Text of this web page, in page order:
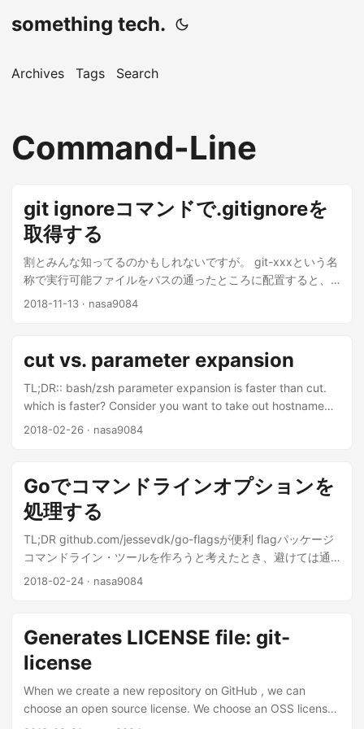
something tech.
Archives Tags Search
Command-Line
git ignoreコマンドで.gitignoreを
取得する
割とみんな知ってるのかもしれないですが。 git-xxxという名
称で実行可能ファイルをパスの通ったところに配置すると、
git xxxというgitのサブコマンドの形で実行することができる
LICENSEファイルを簡単に作成することができます。 その
他、git configでエイリアスを指定して、サブコマンドとして
登録することも可能です。 同様にして、git ignoreで
`.gitignoreファイルを簡単に取得できるようにしてみましょ
う。 おそらく現代では多くの人が.gitignoreの生成やテンプレ
を作成するときにも生成することができますし、そのさい使
用される.gitignoreファイルとしてgithub/gitignore が提供さ
れています。 今回紹介するのはgitignore.io というサービスで
するサービスです。 基本的な使い方は非常に簡単で、ブラウ
ザでアクセスして、テキストボックスに必要な言語、OS、エ
ディタやIDEなどを指定していくだけです。指定が終わったら
れを保存すれば良いですね。 しかし、その他の作業をコマン
ドラインから行なっていると、いちいちブラウザでアクセス
して、マウスで操作して・・・というのが非常に面倒に感じ
ます。 大丈夫です！gitignore.ioではもちろんAPIを提供して
います(というか、WUIで生成された.gitignoreのURLがそのま
2018-11-13 · nasa9084
cut vs. parameter expansion
TL;DR:: bash/zsh parameter expansion is faster than cut.
which is faster? Consider you want to take out hostname
from URL or IP with port like some.mysql.server:3306 or
TARGET="192.168.1.10:3306" $ echo ${TARGET} | cut -d
":" -f 1 Now printed 192.168.1.10 on your screen. The
second way is using “shell parameter expansion”, which is
functions of bash/zsh built-in. You can use shell parameter
expansion like below: ...
2018-02-26 · nasa9084
Goでコマンドラインオプションを
処理する
TL;DR github.com/jessevdk/go-flagsが便利 flagパッケージ
コマンドライン・ツールを作ろうと考えたとき、避けては通
れないのがコマンドラインオプションを如何に処理するか、
プションをパースすることが出来ます。 しかし、flagパッケ
ージでは、ロングオプションとショートオプションを一度に
定義することが出来ず、また、ロングオプションであろうと
つく形式のオプションとなります。 これはあまり一般的では
なく1、便利とも言いにくいでしょう。 そこで便利なのが、
2018-02-24 · nasa9084
Generates LICENSE file: git-
license
When we create a new repository on GitHub , we can
choose an open source license. We choose an OSS license,
then, LICENSE file is put into the new repository. Now, I’m